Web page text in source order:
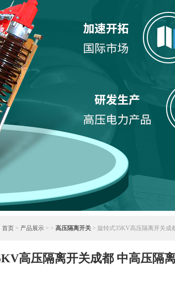
首页 > 产品展示 > > 高压隔离开关 > 旋转式35KV高压隔离开关成
高压隔离开关成都 中高压隔